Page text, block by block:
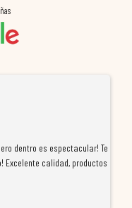
dentro es espectacular! Te
Excelente calidad, productos